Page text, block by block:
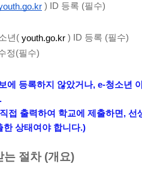
) ID 등록 (필수)
년( youth.go.kr ) ID 등록 (필수)
정(필수)
등록하지 않았거나, e-청소년
접 출력하여 학교에 제출하면,
한 상태여야 합니다.)
는 절차 (개요)